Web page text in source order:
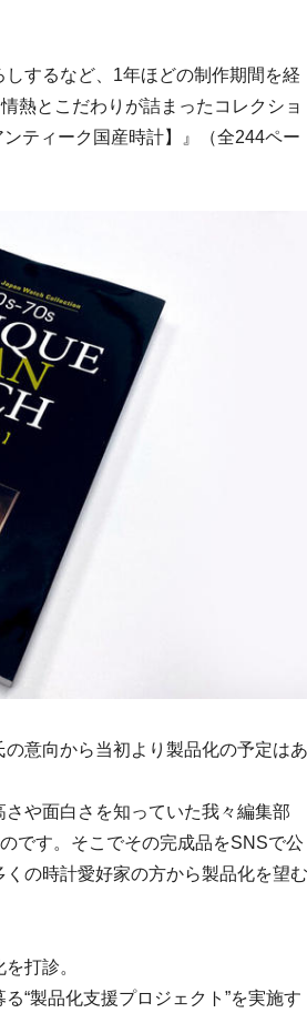
するなど、1年ほどの制作期間を経
熱とこだわりが詰まったコレクショ
ティーク国産時計】』（全244ペー
意向から当初より製品化の予定はあ
や面白さを知っていた我々編集部
です。そこでその完成品をSNSで公
の時計愛好家の方から製品化を望む
打診。
“製品化支援プロジェクト”を実施す